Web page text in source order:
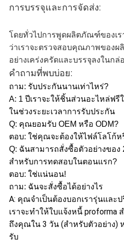
การบรรจุและการจัดส่ง:
โดยทั่วไปการพูดผลิตภัณฑ์ของเ
ว่าเราจะตรวจสอบคุณภาพขอ
อย่างเคร่งครัดและบรรจุลงในก
คำถามที่พบบ่อย:
ถาม: รับประกันนานเท่าไหร่?
A: 1 ปีเราจะให้ชิ้นส่วนอะไหล่ฟ
ในช่วงระยะเวลาการรับประกัน
Q: คุณยอมรับ OEM หรือ ODM?
ตอบ: ใช่คุณจะต้องให้ไฟล์โลโก้
Q: ฉันสามารถสั่งซื้อตัวอย่างของ
สำหรับการทดสอบในตอนแรก?
ตอบ: ใช่แน่นอน!
ถาม: ฉันจะสั่งซื้อได้อย่างไร
A: คุณจำเป็นต้องบอกเรารุ่นแล
เราจะทำให้ใบแจ้งหนี้ proforma
ถึงคุณใน 3 วัน (สำหรับตัวอย่าง)
รับ